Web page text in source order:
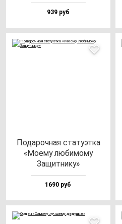
939 руб
Пода­роч­ная ста­ту­эт­ка
«Моему лю­би­мо­му
Защит­ни­ку»
1690 руб